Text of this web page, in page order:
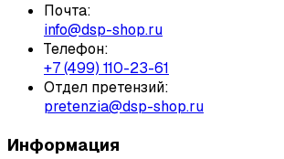
Почта:
info@dsp-shop.ru
Телефон:
+7 (499) 110-23-61
Отдел претензий:
pretenzia@dsp-shop.ru
Информация